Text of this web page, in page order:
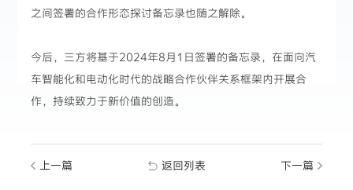
新闻资讯
之间签署的合作形态探讨备忘录也随之解除。
今后，三方将基于2024年8月1日签署的备忘录，在面向汽
车智能化和电动化时代的战略合作伙伴关系框架内开展合
作，持续致力于新价值的创造。
上一篇 返回列表 下一篇